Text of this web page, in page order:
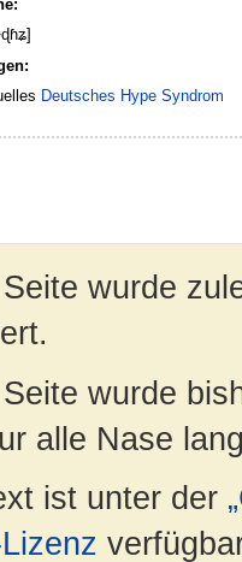
ɖɦʑ]
Deutsches Hype Syndrom
wurde
wurde
alle Nase
ist unter der